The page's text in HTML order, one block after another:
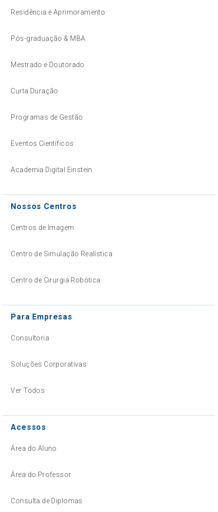
Residência e Aprimoramento
Pós-graduação & MBA
Mestrado e Doutorado
Curta Duração
Programas de Gestão
Eventos Científicos
Academia Digital Einstein
Nossos Centros
Centros de Imagem
Centro de Simulação Realística
Centro de Cirurgia Robótica
Para Empresas
Consultoria
Soluções Corporativas
Ver Todos
Acessos
Área do Aluno
Área do Professor
Consulta de Diplomas